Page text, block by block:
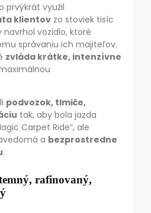
prvýkrát využil
klientov zo stoviek tisíc
vozidlo, ktoré
správaniu ich majiteľov.
zvláda krátke, intenzívne
podvozok, tlmiče,
tak, aby bola jazda
Carpet Ride“, ale
a bezprostredne
.
rafinovaný,